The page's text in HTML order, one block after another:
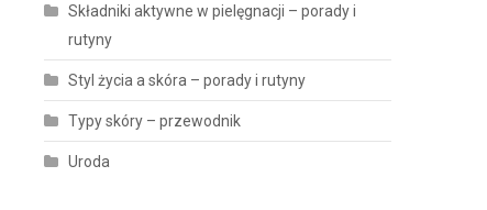
Składniki aktywne w pielęgnacji – porady i
rutyny
Styl życia a skóra – porady i rutyny
Typy skóry – przewodnik
Uroda